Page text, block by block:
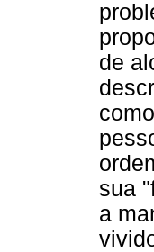
de
sua
a